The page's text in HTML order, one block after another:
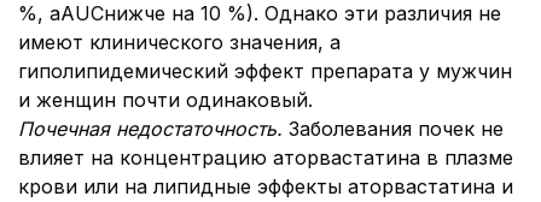
%, aAUCнижче на 10 %). Однако эти различия не
имеют клинического значения, а
гиполипидемический эффект препарата у мужчин
и женщин почти одинаковый.
Почечная недостаточность. Заболевания почек не
влияет на концентрацию аторвастатина в плазме
крови или на липидные эффекты аторвастатина и